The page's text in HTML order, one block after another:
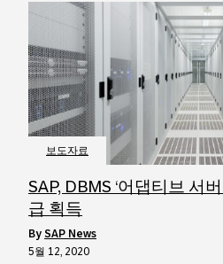
보도자료
SAP, DBMS ‘어댑티브 서
급 획득
by SAP News
5월 12, 2020